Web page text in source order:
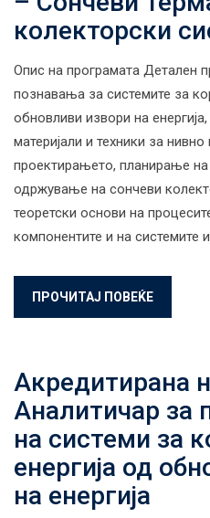
колекторски
Опис на програмата Детален
познавања за системите за
обновливи извори на
материјали и техники за
проектирањето, планирање
одржување на сончеви
теоретски основи на
компонентите и на системите
ПРОЧИТАЈ ПОВЕЌЕ
Акредитирана
Аналитичар за
на системи за
енергија од
на енергија